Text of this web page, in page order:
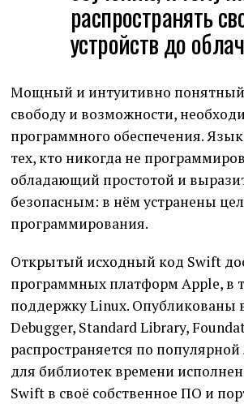
распространять
устройств до
Мощный и интуитивно понятный
свободу и возможности,
программного обеспечения.
тех, кто никогда не
обладающий простотой и
безопасным: в нём устранены
программирования.
Открытый исходный код Swift
программных платформ Apple, в
поддержку Linux.
Debugger, Standard Library,
распространяется по
для библиотек времени
Swift в своё собственное ПО и